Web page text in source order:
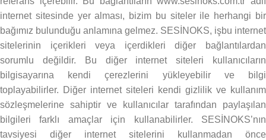
internet sitesinde yer alması, bizim bu siteler ile herhangi bir
bağımız bulunduğu anlamına gelmez. SESİNOKS, işbu internet
sitelerinin içerikleri veya içerdikleri diğer bağlantılardan
sorumlu değildir. Bu diğer internet siteleri kullanıcıların
bilgisayarına kendi çerezlerini yükleyebilir ve bilgi
toplayabilirler. Diğer internet siteleri kendi gizlilik ve kullanım
sözleşmelerine sahiptir ve kullanıcılar tarafından paylaşılan
bilgileri farklı amaçlar için kullanabilirler. SESİNOKS’nın
tavsiyesi diğer internet sitelerini kullanmadan önce